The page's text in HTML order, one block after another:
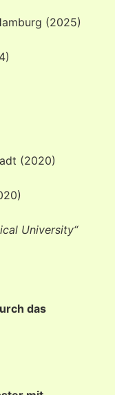
(2025)
(2020)
University“
das